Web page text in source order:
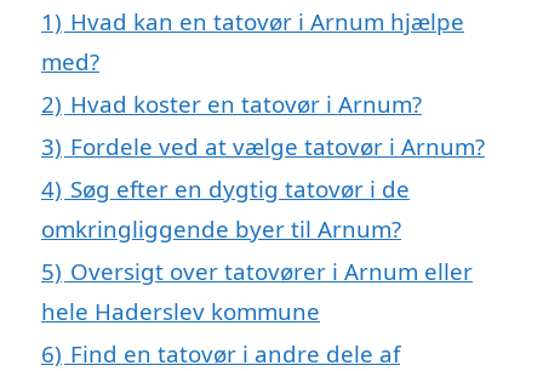
1) Hvad kan en tatovør i Arnum hjælpe
med?
2) Hvad koster en tatovør i Arnum?
3) Fordele ved at vælge tatovør i Arnum?
4) Søg efter en dygtig tatovør i de
omkringliggende byer til Arnum?
5) Oversigt over tatovører i Arnum eller
hele Haderslev kommune
6) Find en tatovør i andre dele af